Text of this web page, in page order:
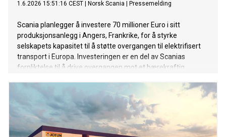
1.6.2026 15:51:16 CEST Norsk Scania Pressemelding
Scania planlegger å investere 70 millioner Euro i sitt
produksjonsanlegg i Angers, Frankrike, for å styrke
selskapets kapasitet til å støtte overgangen til elektrifisert
transport i Europa. Investeringen er en del av Scanias
forpliktelse til å drive overgangen mot et bærekraftig